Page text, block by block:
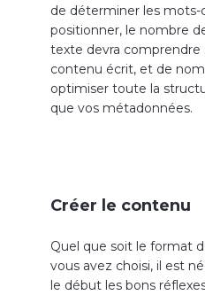
de déterminer les mots-
positionner, le nombre
texte devra comprendre
contenu écrit, et de
optimiser toute la
que vos métadonnées.
Créer le contenu
Quel que soit le format
vous avez choisi, il est
le début les bons